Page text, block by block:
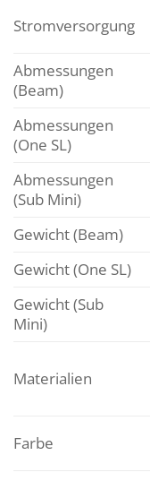
Stromversorgung
Abmessungen
(Beam)
Abmessungen
(One SL)
Abmessungen
(Sub Mini)
Gewicht (Beam)
Gewicht (One SL)
Gewicht (Sub
Mini)
Materialien
Farbe